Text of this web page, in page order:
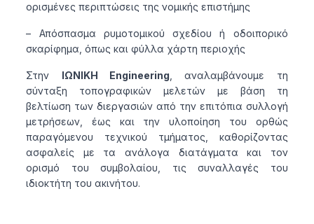
ορισμένες περιπτώσεις της νομικής επιστήμης
– Απόσπασμα ρυμοτομικού σχεδίου ή οδοιπορικό
σκαρίφημα, όπως και φύλλα χάρτη περιοχής
Στην ΙΩΝΙΚΗ Engineering , αναλαμβάνουμε τη
σύνταξη τοπογραφικών μελετών με βάση τη
βελτίωση των διεργασιών από την επιτόπια συλλογή
μετρήσεων, έως και την υλοποίηση του ορθώς
παραγόμενου τεχνικού τμήματος, καθορίζοντας
ασφαλείς με τα ανάλογα διατάγματα και τον
ορισμό του συμβολαίου, τις συναλλαγές του
ιδιοκτήτη του ακινήτου.